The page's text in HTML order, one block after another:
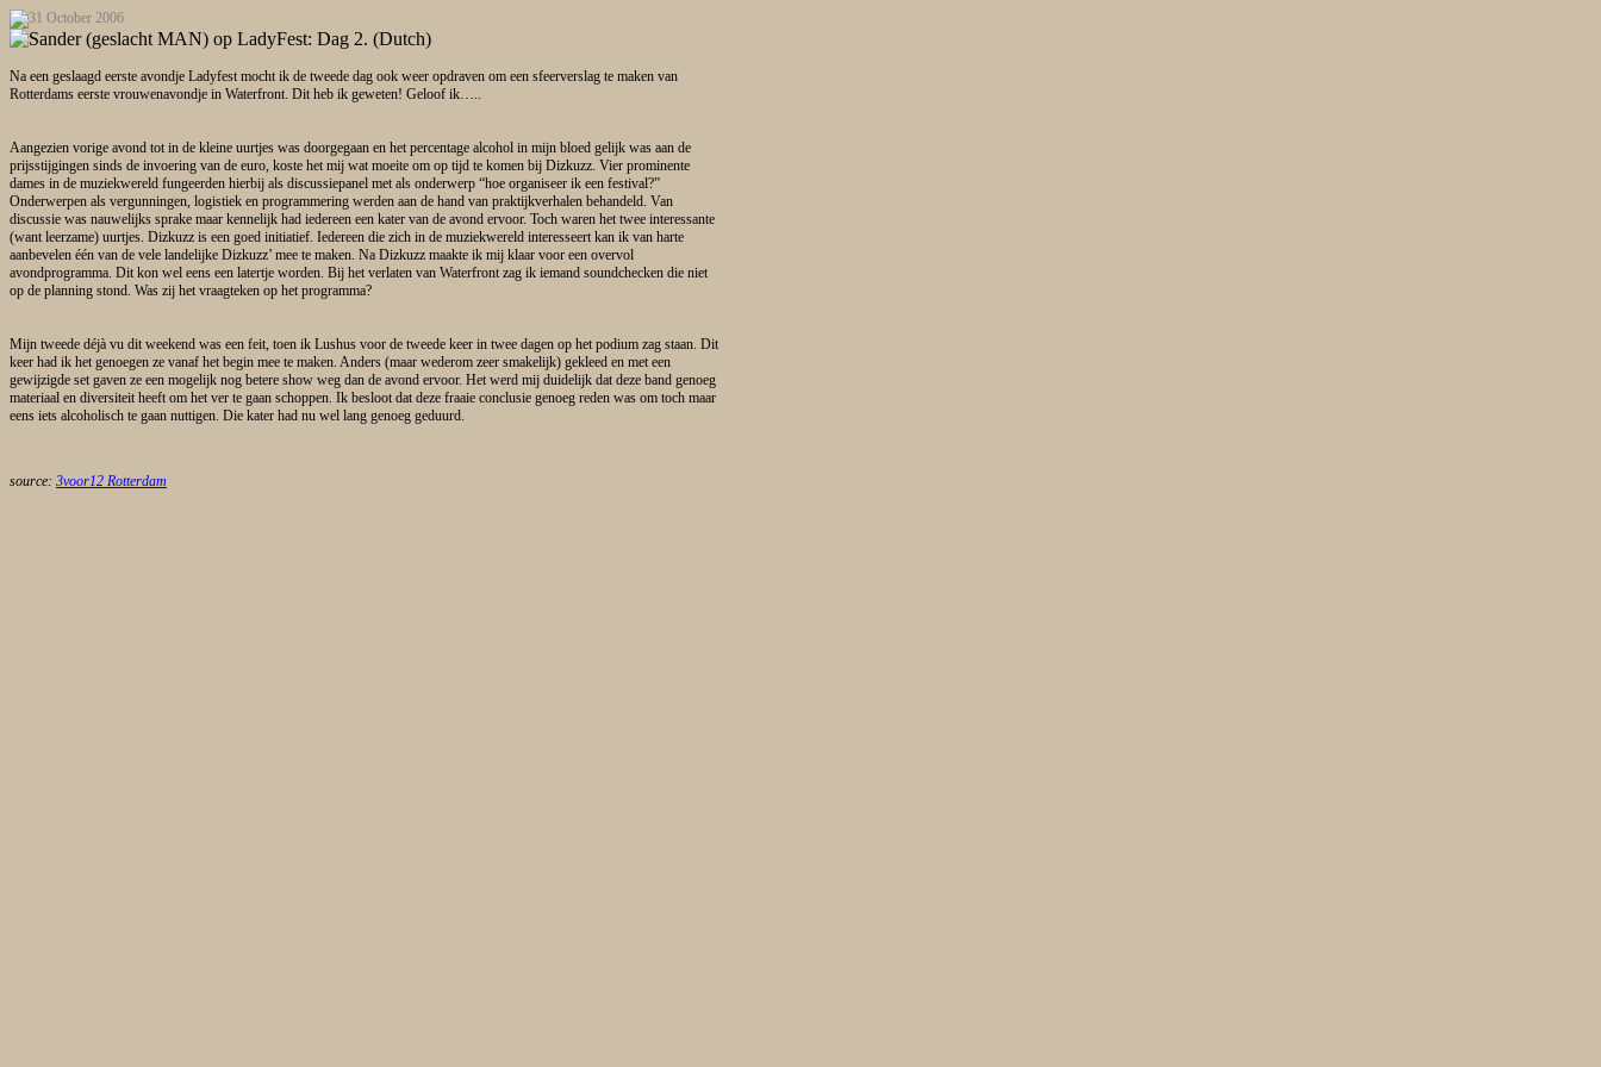
Na een geslaagd eerste avondje Ladyfest mocht ik de tweede dag ook weer opdraven om een sfeerverslag te maken van
Rotterdams eerste vrouwenavondje in Waterfront. Dit heb ik geweten! Geloof ik…..
Aangezien vorige avond tot in de kleine uurtjes was doorgegaan en het percentage alcohol in mijn bloed gelijk was aan de
prijsstijgingen sinds de invoering van de euro, koste het mij wat moeite om op tijd te komen bij Dizkuzz. Vier prominente
dames in de muziekwereld fungeerden hierbij als discussiepanel met als onderwerp “hoe organiseer ik een festival?”
Onderwerpen als vergunningen, logistiek en programmering werden aan de hand van praktijkverhalen behandeld. Van
discussie was nauwelijks sprake maar kennelijk had iedereen een kater van de avond ervoor. Toch waren het twee interessante
(want leerzame) uurtjes. Dizkuzz is een goed initiatief. Iedereen die zich in de muziekwereld interesseert kan ik van harte
aanbevelen één van de vele landelijke Dizkuzz’ mee te maken. Na Dizkuzz maakte ik mij klaar voor een overvol
avondprogramma. Dit kon wel eens een latertje worden. Bij het verlaten van Waterfront zag ik iemand soundchecken die niet
op de planning stond. Was zij het vraagteken op het programma?
Mijn tweede déjà vu dit weekend was een feit, toen ik Lushus voor de tweede keer in twee dagen op het podium zag staan. Dit
keer had ik het genoegen ze vanaf het begin mee te maken. Anders (maar wederom zeer smakelijk) gekleed en met een
gewijzigde set gaven ze een mogelijk nog betere show weg dan de avond ervoor. Het werd mij duidelijk dat deze band genoeg
materiaal en diversiteit heeft om het ver te gaan schoppen. Ik besloot dat deze fraaie conclusie genoeg reden was om toch maar
eens iets alcoholisch te gaan nuttigen. Die kater had nu wel lang genoeg geduurd.
source: 3voor12 Rotterdam